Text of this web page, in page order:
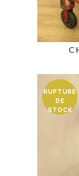
RUPTURE
DE
STOCK